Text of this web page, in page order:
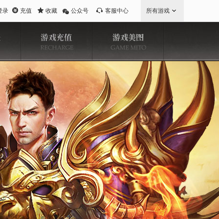
所有游戏
充值 收藏 公众号 客服中心
录